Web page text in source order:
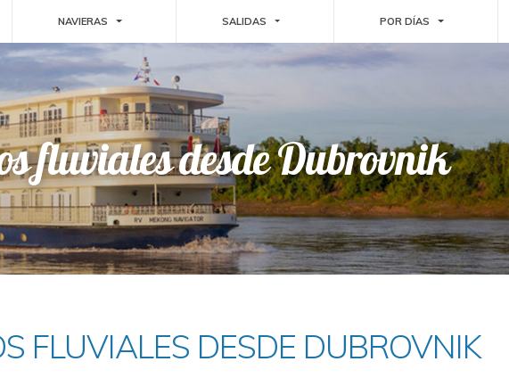
NAVIERAS TOGGLE DROPDOWNSALIDAS TOGGLE DROPDOWNPOR DÍAS TOGGLE
fluviales desde Dubrovnik
FLUVIALES DESDE DUBROVNIK